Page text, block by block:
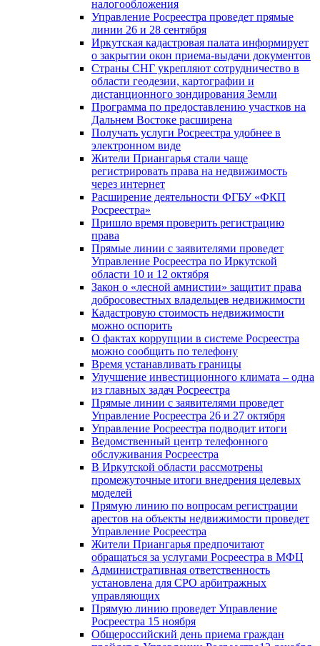
налогообложения
Управление Росреестра проведет прямые
линии 26 и 28 сентября
Иркутская кадастровая палата информирует
о закрытии окон приема-выдачи документов
Страны СНГ укрепляют сотрудничество в
области геодезии, картографии и
дистанционного зондирования Земли
Программа по предоставлению участков на
Дальнем Востоке расширена
Получать услуги Росреестра удобнее в
электронном виде
Жители Приангарья стали чаще
регистрировать права на недвижимость
через интернет
Расширение деятельности ФГБУ «ФКП
Росреестра»
Пришло время проверить регистрацию
права
Прямые линии с заявителями проведет
Управление Росреестра по Иркутской
области 10 и 12 октября
Закон о «лесной амнистии» защитит права
добросовестных владельцев недвижимости
Кадастровую стоимость недвижимости
можно оспорить
О фактах коррупции в системе Росреестра
можно сообщить по телефону
Время устанавливать границы
Улучшение инвестиционного климата – одна
из главных задач Росреестра
Прямые линии с заявителями проведет
Управление Росреестра 26 и 27 октября
Управление Росреестра подводит итоги
Ведомственный центр телефонного
обслуживания Росреестра
В Иркутской области рассмотрены
промежуточные итоги внедрения целевых
моделей
Прямую линию по вопросам регистрации
арестов на объекты недвижимости проведет
Управление Росреестра
Жители Приангарья предпочитают
обращаться за услугами Росреестра в МФЦ
Административная ответственность
установлена для СРО арбитражных
управляющих
Прямую линию проведет Управление
Росреестра 15 ноября
Общероссийский день приема граждан